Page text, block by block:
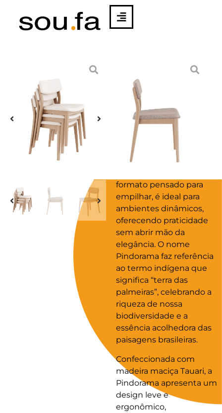
PINDORAMA |
RICARDO
VIDIGAL
Inspirada na diversidade
cultural e natural do
Brasil, a cadeira
Pindorama une
funcionalidade e design
formato pensado para
empilhar, é ideal para
ambientes dinâmicos,
oferecendo praticidade
sem abrir mão da
elegância. O nome
Pindorama faz referência
ao termo indígena que
significa “terra das
palmeiras”, celebrando a
riqueza de nossa
biodiversidade e a
essência acolhedora das
paisagens brasileiras.
Confeccionada com
madeira maciça Tauari, a
Pindorama apresenta um
design leve e
ergonômico,